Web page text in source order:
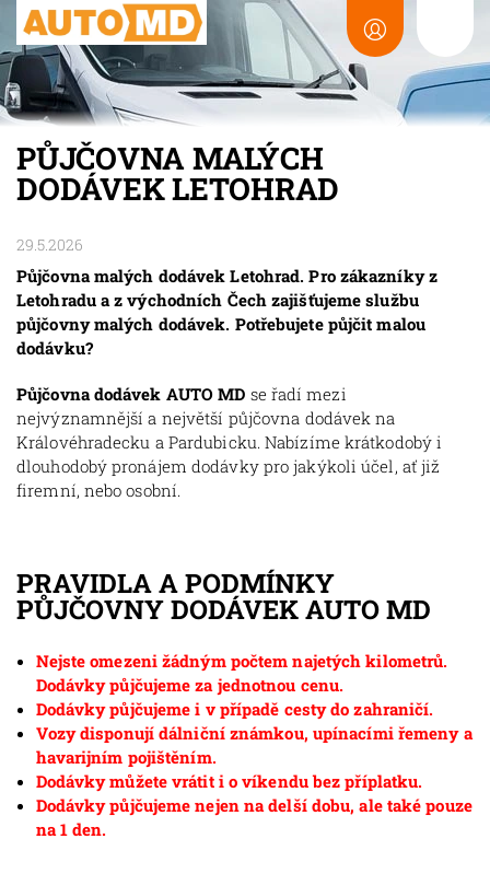
PŮJČOVNA MALÝCH
DODÁVEK LETOHRAD
29.5.2026
Půjčovna malých dodávek Letohrad. Pro zákazníky z
Letohradu a z východních Čech zajišťujeme službu
půjčovny malých dodávek. Potřebujete půjčit malou
dodávku?
Půjčovna dodávek AUTO MD se řadí mezi
nejvýznamnější a největší půjčovna dodávek na
Královéhradecku a Pardubicku. Nabízíme krátkodobý i
dlouhodobý pronájem dodávky pro jakýkoli účel, ať již
firemní, nebo osobní.
PRAVIDLA A PODMÍNKY
PŮJČOVNY DODÁVEK AUTO MD
Nejste omezeni žádným počtem najetých kilometrů.
Dodávky půjčujeme za jednotnou cenu.
Dodávky půjčujeme i v případě cesty do zahraničí.
Vozy disponují dálniční známkou, upínacími řemeny a
havarijním pojištěním.
Dodávky můžete vrátit i o víkendu bez příplatku.
Dodávky půjčujeme nejen na delší dobu, ale také pouze
na 1 den.